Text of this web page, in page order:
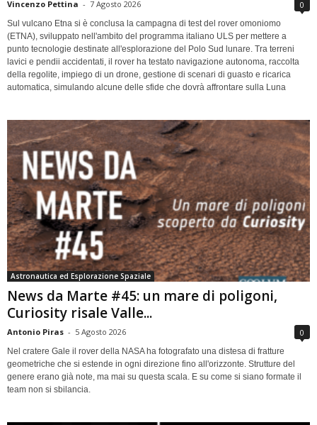
Vincenzo Pettina - 7 Agosto 2026 0
Sul vulcano Etna si è conclusa la campagna di test del rover omoniomo
(ETNA), sviluppato nell'ambito del programma italiano ULS per mettere a
punto tecnologie destinate all'esplorazione del Polo Sud lunare. Tra terreni
lavici e pendii accidentati, il rover ha testato navigazione autonoma, raccolta
della regolite, impiego di un drone, gestione di scenari di guasto e ricarica
automatica, simulando alcune delle sfide che dovrà affrontare sulla Luna
Astronautica ed Esplorazione Spaziale
News da Marte #45: un mare di poligoni,
Curiosity risale Valle...
Antonio Piras - 5 Agosto 2026 0
Nel cratere Gale il rover della NASA ha fotografato una distesa di fratture
geometriche che si estende in ogni direzione fino all'orizzonte. Strutture del
genere erano già note, ma mai su questa scala. E su come si siano formate il
team non si sbilancia.